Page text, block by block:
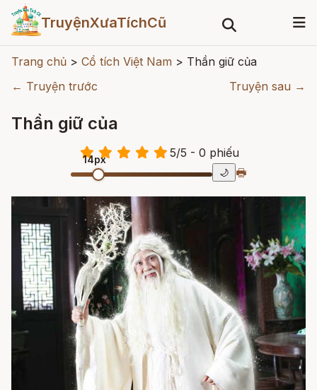
TruyệnXưaTíchCũ
Trang chủ > Cổ tích Việt Nam > Thần giữ của
← Truyện trước
Truyện sau →
Thần giữ của
5/5 - 0 phiếu
14px
🌙 🖶